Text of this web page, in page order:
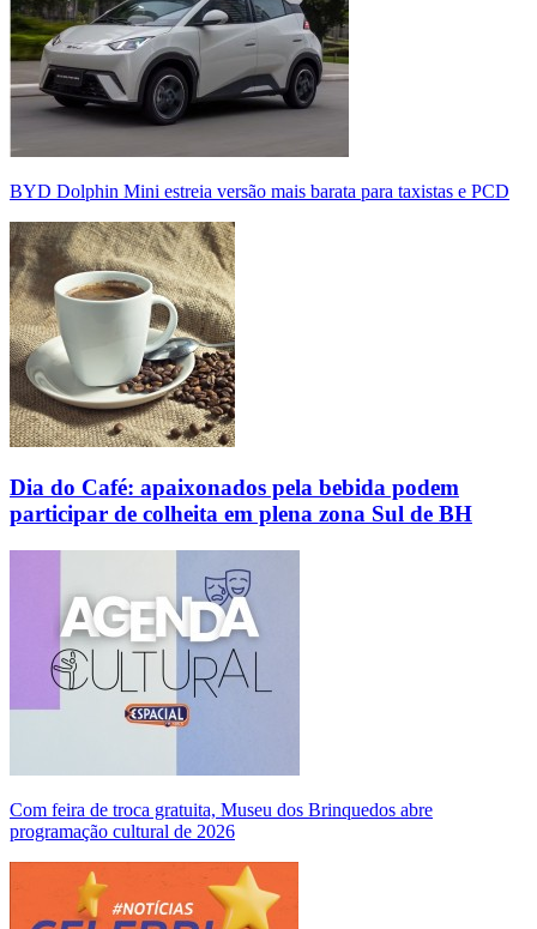
BYD Dolphin Mini estreia versão mais barata para taxistas e PCD
Dia do Café: apaixonados pela bebida podem
participar de colheita em plena zona Sul de BH
Com feira de troca gratuita, Museu dos Brinquedos abre
programação cultural de 2026